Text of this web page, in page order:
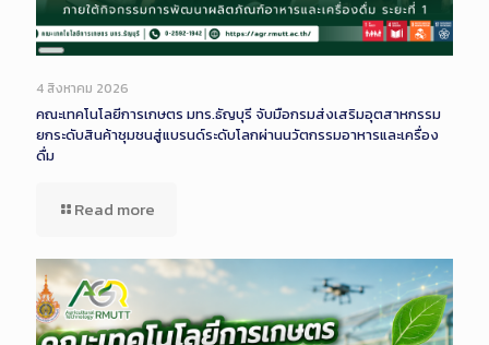
Long
Description
4 สิงหาคม 2026
คณะเทคโนโลยีการเกษตร มทร.ธัญบุรี จับมือกรมส่งเสริมอุตสาหกรรม
ยกระดับสินค้าชุมชนสู่แบรนด์ระดับโลกผ่านนวัตกรรมอาหารและเครื่อง
ดื่ม
Read more